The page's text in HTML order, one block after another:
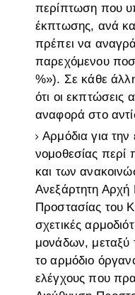
περίπτωση που
έκπτωσης, ανά
πρέπει να
παρεχόμενου
%»). Σε κάθε
ότι οι εκπτώσεις
αναφορά στο
Αρμόδια για
νομοθεσίας περί
και των
Ανεξάρτητη Αρχή
Προστασίας του
σχετικές
μονάδων, μεταξύ
το αρμόδιο
ελέγχους που